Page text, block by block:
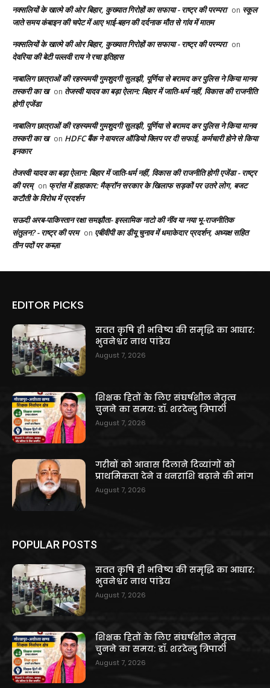
नक्सलियों के खात्मे की ओर बिहार, कुख्यात गिरोहों का सफाया - राष्ट्र की परम्परा on स्कूल
जाते समय कंबाइन की चपेट में आए भाई-बहन की दर्दनाक मौत से गांव में मातम
नक्सलियों के खात्मे की ओर बिहार, कुख्यात गिरोहों का सफाया - राष्ट्र की परम्परा on
देवरिया की बेटी पल्लवी राय ने रचा इतिहास
नाबालिग छात्राओं की रहस्यमयी गुमशुदगी सुलझी, पूर्णिया से बरामद कर पुलिस ने किया मानव
तस्करी का ख on तेजस्वी यादव का बड़ा ऐलान: बिहार में जाति-धर्म नहीं, विकास की राजनीति
होगी एजेंडा
नाबालिग छात्राओं की रहस्यमयी गुमशुदगी सुलझी, पूर्णिया से बरामद कर पुलिस ने किया मानव
तस्करी का ख on HDFC बैंक ने वायरल ऑडियो क्लिप पर दी सफाई, कर्मचारी होने से किया
इनकार
तेजस्वी यादव का बड़ा ऐलान: बिहार में जाति-धर्म नहीं, विकास की राजनीति होगी एजेंडा - राष्ट्र
की परम् on फ्रांस में हाहाकार: मैक्रॉन सरकार के खिलाफ सड़कों पर उतरे लोग, बजट
कटौती के विरोध में प्रदर्शन
सऊदी अरब-पाकिस्तान रक्षा समझौता- इस्लामिक नाटो की नींव या नया भू-राजनीतिक
संतुलन? - राष्ट्र की परम on एबीवीपी का डीयू चुनाव में धमाकेदार प्रदर्शन, अध्यक्ष सहित
तीन पदों पर कब्ज़ा
EDITOR PICKS
सतत कृषि ही भविष्य की समृद्धि का आधार:
भुवनेश्वर नाथ पांडेय
August 7, 2026
शिक्षक हितों के लिए संघर्षशील नेतृत्व
चुनने का समय: डॉ. शरदेन्दु त्रिपाठी
August 7, 2026
गरीबों को आवास दिलाने दिव्यांगों को
प्राथमिकता देने व धनराशि बढ़ाने की मांग
August 7, 2026
POPULAR POSTS
सतत कृषि ही भविष्य की समृद्धि का आधार:
भुवनेश्वर नाथ पांडेय
August 7, 2026
शिक्षक हितों के लिए संघर्षशील नेतृत्व
चुनने का समय: डॉ. शरदेन्दु त्रिपाठी
August 7, 2026